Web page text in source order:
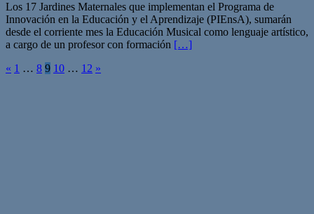
Los 17 Jardines Maternales que implementan el Programa de
Innovación en la Educación y el Aprendizaje (PIEnsA), sumarán
desde el corriente mes la Educación Musical como lenguaje artístico,
a cargo de un profesor con formación […]
Paginación
« 1 … 8 9 10 … 12 »